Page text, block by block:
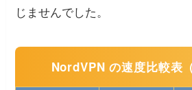
じませんでした。
NordVPN の速度比較表